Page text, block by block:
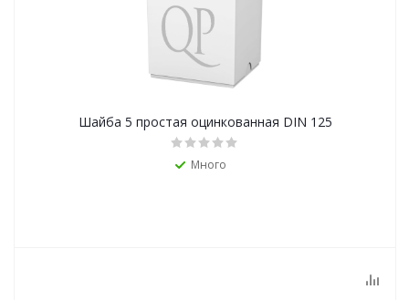
Шайба 5 простая оцинкованная DIN 125
Много